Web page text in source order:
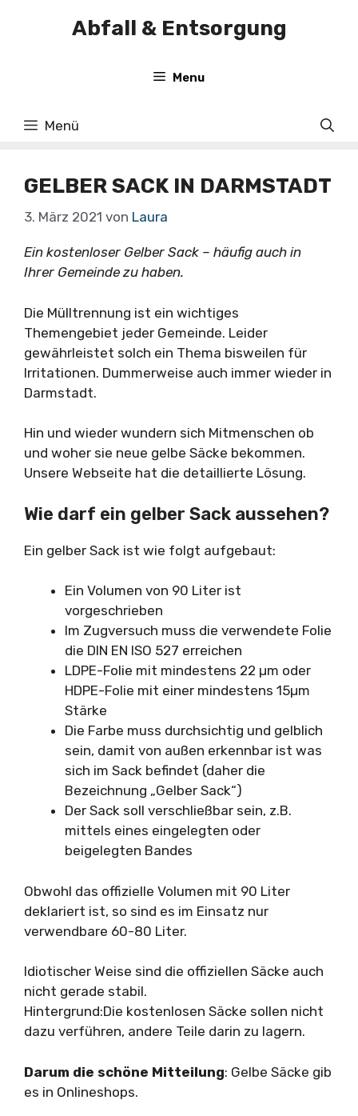
Abfall & Entsorgung
Menu
Menü
GELBER SACK IN DARMSTADT
3. März 2021 von Laura
Ein kostenloser Gelber Sack – häufig auch in
Ihrer Gemeinde zu haben.
Die Mülltrennung ist ein wichtiges
Themengebiet jeder Gemeinde. Leider
gewährleistet solch ein Thema bisweilen für
Irritationen. Dummerweise auch immer wieder in
Darmstadt.
Hin und wieder wundern sich Mitmenschen ob
und woher sie neue gelbe Säcke bekommen.
Unsere Webseite hat die detaillierte Lösung.
Wie darf ein gelber Sack aussehen?
Ein gelber Sack ist wie folgt aufgebaut:
Ein Volumen von 90 Liter ist
vorgeschrieben
Im Zugversuch muss die verwendete Folie
die DIN EN ISO 527 erreichen
LDPE-Folie mit mindestens 22 µm oder
HDPE-Folie mit einer mindestens 15µm
Stärke
Die Farbe muss durchsichtig und gelblich
sein, damit von außen erkennbar ist was
sich im Sack befindet (daher die
Bezeichnung „Gelber Sack“)
Der Sack soll verschließbar sein, z.B.
mittels eines eingelegten oder
beigelegten Bandes
Obwohl das offizielle Volumen mit 90 Liter
deklariert ist, so sind es im Einsatz nur
verwendbare 60-80 Liter.
Idiotischer Weise sind die offiziellen Säcke auch
nicht gerade stabil.
Hintergrund:Die kostenlosen Säcke sollen nicht
dazu verführen, andere Teile darin zu lagern.
Darum die schöne Mitteilung: Gelbe Säcke gib
es in Onlineshops.